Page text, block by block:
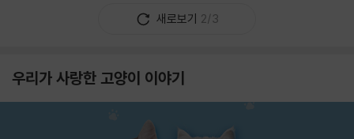
새로보기 2/3
우리가 사랑한 고양이 이야기